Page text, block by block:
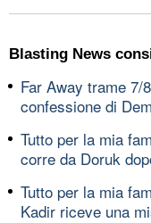
Blasting News
Far Away trame 7/
confessione di
Tutto per la mia
corre da Doruk
Tutto per la mia
Kadir riceve una